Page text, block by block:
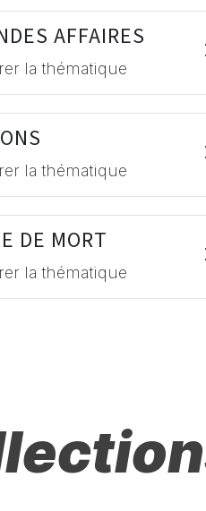
AFFAIRES
la thématique
la thématique
DE MORT
la thématique